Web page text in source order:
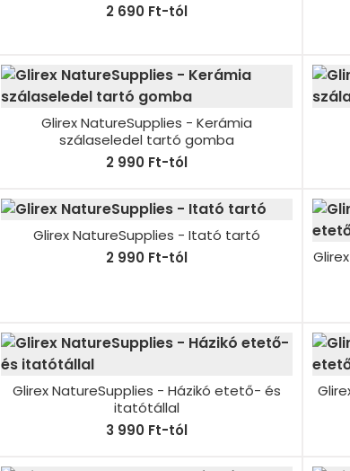
2 690 Ft-tól
Glirex NatureSupplies - Kerámia
szálaseledel tartó gomba
2 990 Ft-tól
Glirex NatureSupplies - Itató tartó
2 990 Ft-tól
Glirex NatureSupplies - Házikó etető- és
itatótállal
3 990 Ft-tól